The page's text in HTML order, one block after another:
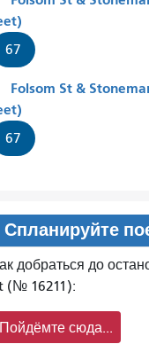
67
Folsom St &
67
Спланируйте
добраться до
(№ 16211):
Пойдёмте сюда...